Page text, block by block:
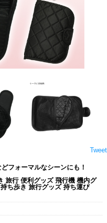
Tweet
フォーマルなシーンにも！
旅行 便利グッズ 飛行機 機内グ
ち歩き 旅行グッズ 持ち運び